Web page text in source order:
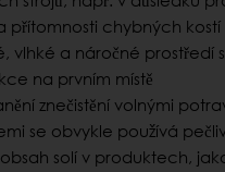
přítomnosti chybných
vlhké a náročné prostředí
na prvním místě
znečistění volnými
se obvykle používá
solí v produktech,